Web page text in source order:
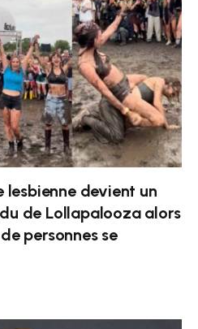
lesbienne devient un
de Lollapalooza alors
personnes se